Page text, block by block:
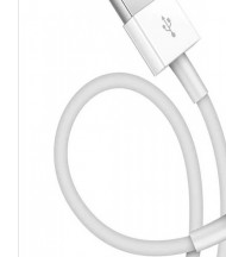
Arka Kamera